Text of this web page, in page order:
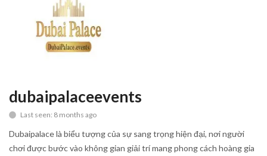
Contact
Lifestyle
Gallery
dubaipalaceevents
Last seen: 8 months ago
Dubaipalace là biểu tượng của sự sang trọng hiện đại, nơi người
chơi được bước vào không gian giải trí mang phong cách hoàng gia